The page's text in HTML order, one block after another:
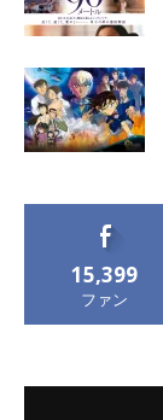
15,399
ファン